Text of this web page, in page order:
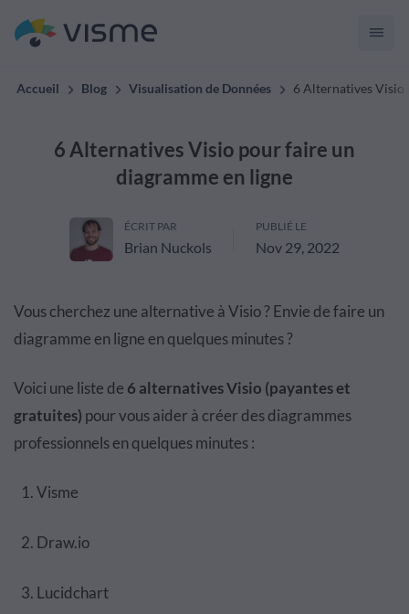
Accueil Blog Visualisation de Données 6 Alternatives Visio
6 Alternatives Visio pour faire un
diagramme en ligne
ÉCRIT PAR
Brian Nuckols
PUBLIÉ LE
Nov 29, 2022
Vous cherchez une alternative à Visio ? Envie de faire un
diagramme en ligne en quelques minutes ?
Voici une liste de 6 alternatives Visio (payantes et
gratuites) pour vous aider à créer des diagrammes
professionnels en quelques minutes :
Visme
Draw.io
Lucidchart